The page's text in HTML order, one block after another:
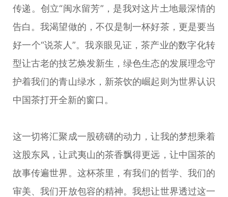
传递。创立“闽水留芳”，是我对这片土地最深情的
告白。我渴望做的，不仅是制一杯好茶，更是要当
好一个“说茶人”。我亲眼见证，茶产业的数字化转
型让古老的技艺焕发新生，绿色生态的发展理念守
护着我们的青山绿水，新茶饮的崛起则为世界认识
中国茶打开全新的窗口。
这一切将汇聚成一股磅礴的动力，让我的梦想乘着
这股东风，让武夷山的茶香飘得更远，让中国茶的
故事传遍世界。这杯茶里，有我们的哲学、我们的
审美、我们开放包容的精神。我想让世界透过这一